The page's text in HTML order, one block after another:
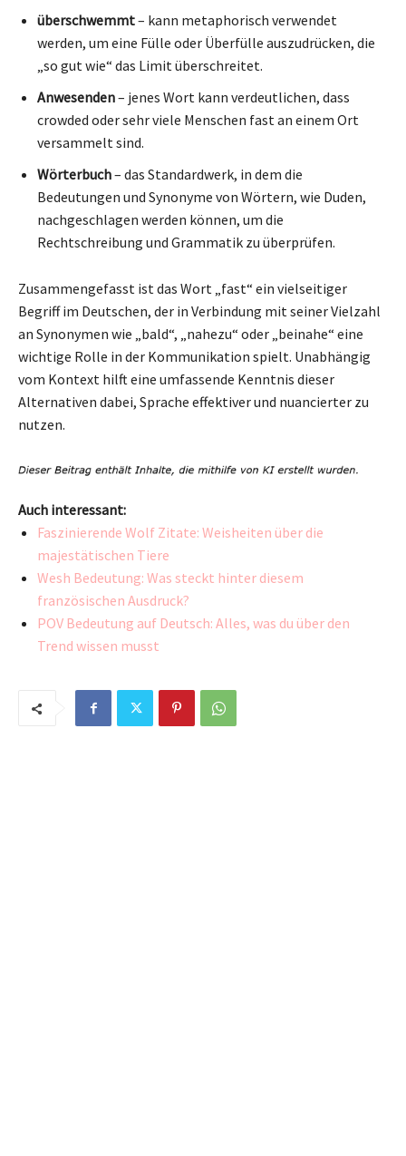
überschwemmt– kann metaphorisch verwendet
werden, um eine Fülle oder Überfülle auszudrücken, die
„so gut wie“ das Limit überschreitet.
Anwesenden– jenes Wort kann verdeutlichen, dass
crowded oder sehr viele Menschen fast an einem Ort
versammelt sind.
Wörterbuch– das Standardwerk, in dem die
Bedeutungen und Synonyme von Wörtern, wie Duden,
nachgeschlagen werden können, um die
Rechtschreibung und Grammatik zu überprüfen.
Zusammengefasst ist das Wort „fast“ ein vielseitiger
Begriff im Deutschen, der in Verbindung mit seiner Vielzahl
an Synonymen wie „bald“, „nahezu“ oder „beinahe“ eine
wichtige Rolle in der Kommunikation spielt. Unabhängig
vom Kontext hilft eine umfassende Kenntnis dieser
Alternativen dabei, Sprache effektiver und nuancierter zu
nutzen.
Auch interessant:
Faszinierende Wolf Zitate: Weisheiten über die
majestätischen Tiere
Wesh Bedeutung: Was steckt hinter diesem
französischen Ausdruck?
POV Bedeutung auf Deutsch: Alles, was du über den
Trend wissen musst